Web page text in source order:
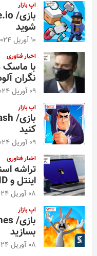
اپ بازار
شوید
10 آوریل 2024
اخبار فناوری
با
نگران
09 آوریل 2024
اپ بازار
کنید
09 آوریل 2024
اخبار فناوری
اینتل و AMD را شکست داد
08 آوریل 2024
اپ بازار
بسازید
08 آوریل 2024